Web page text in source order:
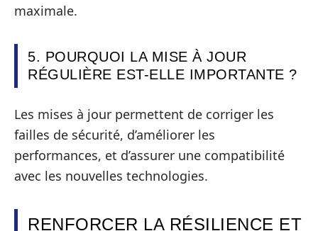
maximale.
5. POURQUOI LA MISE À JOUR
RÉGULIÈRE EST-ELLE IMPORTANTE ?
Les mises à jour permettent de corriger les
failles de sécurité, d’améliorer les
performances, et d’assurer une compatibilité
avec les nouvelles technologies.
RENFORCER LA RÉSILIENCE ET